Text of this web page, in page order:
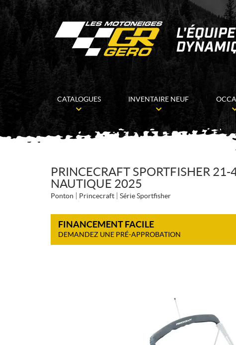
CATALOGUES INVENTAIRE NEUF
PRINCECRAFT SPORTFISHER
NAUTIQUE 2025
Ponton Princecraft Série Sportfisher
FINANCEMENT FACILE
DEMANDEZ UNE PRÉ-APPROBATION